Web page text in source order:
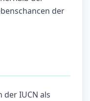
der
IUCN als